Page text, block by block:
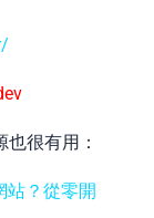
很有用：
站？從零開